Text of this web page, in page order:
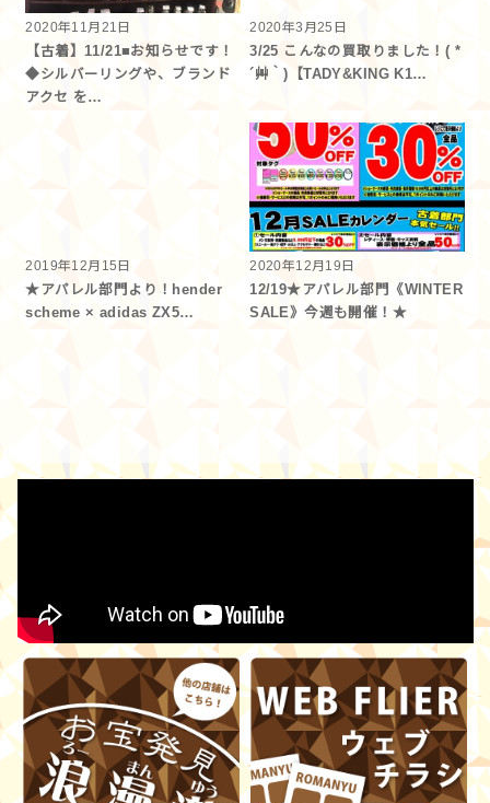
2020年11月21日
【古着】11/21■お知らせです！
◆シルバーリングや、ブランド
アクセ を…
2020年3月25日
3/25 こんなの買取りました！( *
´艸｀)【TADY&KING K1…
2019年12月15日
★アパレル部門より！hender
scheme × adidas ZX5…
2020年12月19日
12/19★アパレル部門《WINTER
SALE》今週も開催！★